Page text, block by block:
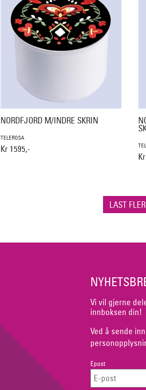
NORDFJORD M/INDRE SKRIN
TELEROSA
Kr 1595,-
LAST
Vi vil gjerne
innboksen din!
Ved å sende
Epost